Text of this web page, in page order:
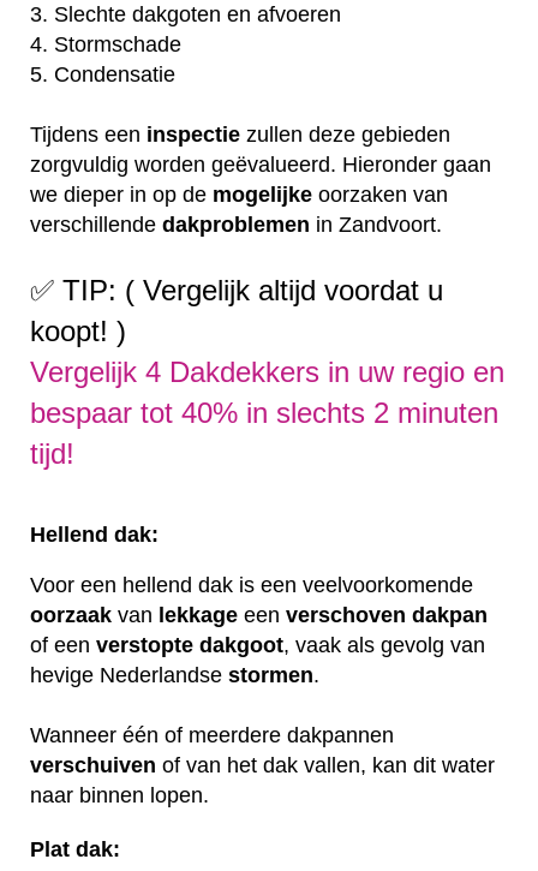
3. Slechte dakgoten en afvoeren
4. Stormschade
5. Condensatie
Tijdens een inspectie zullen deze gebieden
zorgvuldig worden geëvalueerd. Hieronder gaan
we dieper in op de mogelijke oorzaken van
verschillende dakproblemen in Zandvoort.
✅ TIP: ( Vergelijk altijd voordat u
koopt! )
Vergelijk 4 Dakdekkers in uw regio en
bespaar tot 40% in slechts 2 minuten
tijd!
Hellend dak:
Voor een hellend dak is een veelvoorkomende
oorzaak van lekkage een verschoven dakpan
of een verstopte dakgoot, vaak als gevolg van
hevige Nederlandse stormen.
Wanneer één of meerdere dakpannen
verschuiven of van het dak vallen, kan dit water
naar binnen lopen.
Plat dak: